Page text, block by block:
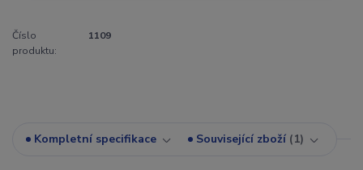
Číslo
produktu:
1109
Kompletní specifikace Související zboží 1